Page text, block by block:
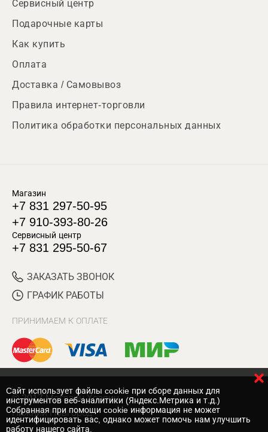
Сервисный центр
Подарочные карты
Как купить
Оплата
Доставка / Самовывоз
Правила интернет-торговли
Политика обработки персональных данных
Магазин
+7 831 297-50-95
+7 910-393-80-26
Сервисный центр
+7 831 295-50-67
ЗАКАЗАТЬ ЗВОНОК
ГРАФИК РАБОТЫ
ПРИНИМАЕМ К ОПЛАТЕ
© 2017 Магазин Хозяин
Нижний Новгород
Cайт использует файлы cookie при сборе данных для
инструментов веб-аналитики (Яндекс.Метрика и т.д.)
Собранная при помощи cookie информация не может
идентифицировать вас, однако может помочь нам улучшить
работу нашего сайта.